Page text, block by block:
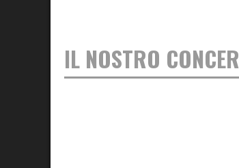
IL NOSTRO